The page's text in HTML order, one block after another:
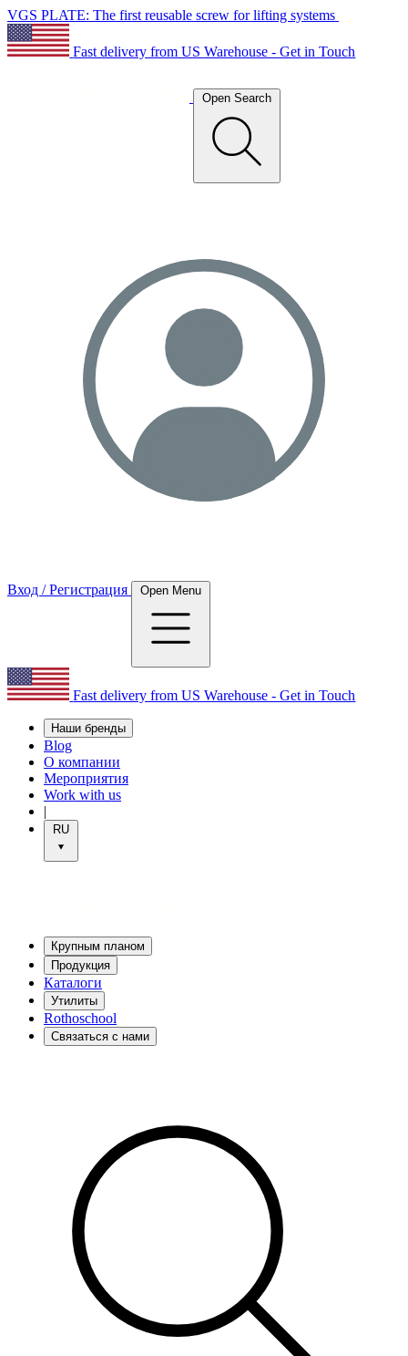
VGS PLATE: The first reusable screw for lifting systems
Fast delivery from US Warehouse - Get in Touch
Open Search
Вход / Регистрация Open Menu
Fast delivery from US Warehouse - Get in Touch
Наши бренды
Blog
О компании
Мероприятия
Work with us
|
RU
Крупным планом
Продукция
Каталоги
Утилиты
Rothoschool
Связаться с нами